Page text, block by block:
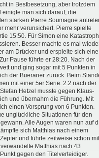
in Bestbesetzung, aber trotzdem
man sich darauf, die
starken Pierre Soumagne
mehr verunsichert. Pierre spielte
15:50. Für Simon eine
Besser machte es mal
am Drücker und erspielte sich eine
Pause führte er 28:20. Nach der
und ging sogar mit 5 Punkten in
der Bueraner zurück. Beim
mit einer 5er Serie. 2:2 nach der
Hetzel musste gegen Klaus-
und übernahm die Führung. Mit
einen Vorsprung von 6 Punkten.
unglückliche Situationen für den
Alle Augen waren nun auf
sich Matthias nach einem
und führte zeitweise schon
Matthias nach 43
gegen den Titelverteidiger.